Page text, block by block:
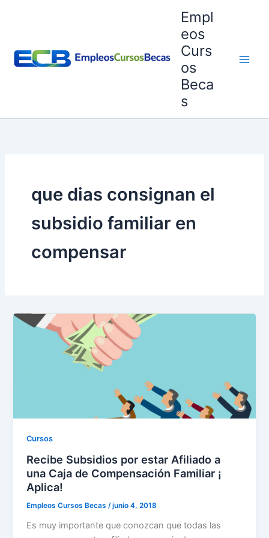
Empl
eos
Curs
os
Beca
s
que dias consignan el
subsidio familiar en
compensar
Cursos
Recibe Subsidios por estar Afiliado a
una Caja de Compensación Familiar ¡
Aplica!
Empleos Cursos Becas/junio 4, 2018
Es muy importante que conozcan que todas las